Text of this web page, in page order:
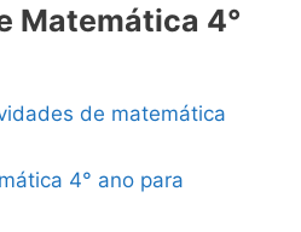
Matemática 4°
de matemática
4° ano para